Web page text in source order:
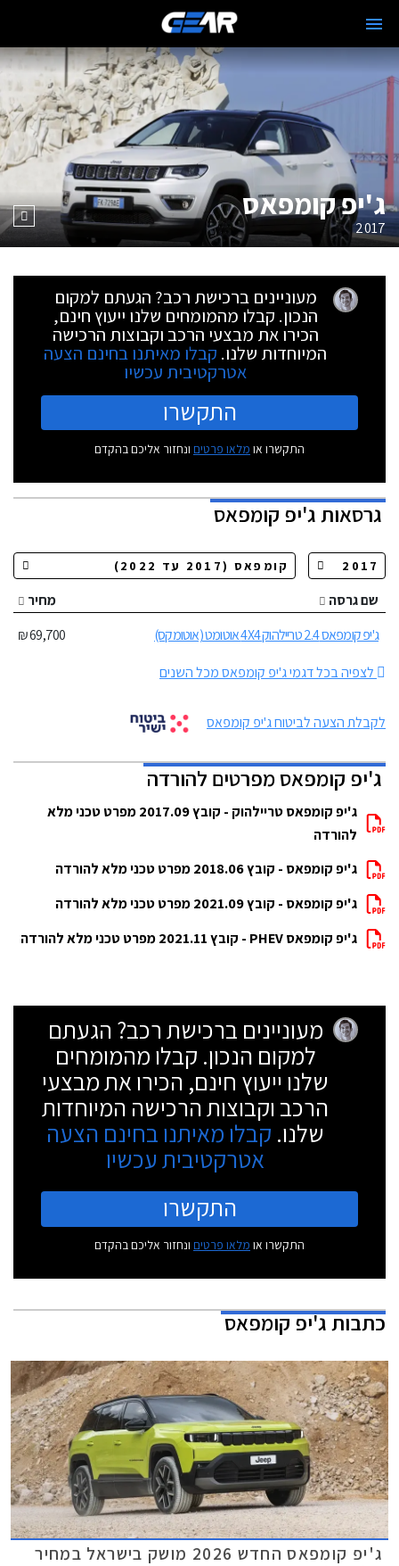
ג'יפ קומפאס
2017
מעוניינים ברכישת רכב? הגעתם למקום
הנכון. קבלו מהמומחים שלנו ייעוץ חינם,
הכירו את מבצעי הרכב וקבוצות הרכישה
המיוחדות שלנו. קבלו מאיתנו בחינם הצעה
אטרקטיבית עכשיו
התקשרו
התקשרו או מלאו פרטים ונחזור אליכם בהקדם
גרסאותג'יפ קומפאס
שם גרסה
מחיר
ג'יפ קומפאס 2.4 טריילהוק 4X4 אוטומט (אוטומקס)
69,700 ₪
לצפיה בכל דגמי ג'יפ קומפאס מכל השנים
לקבלת הצעה לביטוח ג'יפ קומפאס
ג'יפ קומפאס מפרטים להורדה
ג'יפ קומפאס טריילהוק - קובץ 2017.09 מפרט טכני מלא
להורדה
ג'יפ קומפאס - קובץ 2018.06 מפרט טכני מלא להורדה
ג'יפ קומפאס - קובץ 2021.09 מפרט טכני מלא להורדה
ג'יפ קומפאס PHEV - קובץ 2021.11 מפרט טכני מלא להורדה
מעוניינים ברכישת רכב? הגעתם
למקום הנכון. קבלו מהמומחים
שלנו ייעוץ חינם, הכירו את מבצעי
הרכב וקבוצות הרכישה המיוחדות
שלנו. קבלו מאיתנו בחינם הצעה
אטרקטיבית עכשיו
התקשרו
התקשרו או מלאו פרטים ונחזור אליכם בהקדם
כתבותג'יפ קומפאס
ג'יפ קומפאס החדש 2026 מושק בישראל במחיר